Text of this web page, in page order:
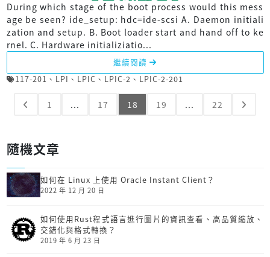
During which stage of the boot process would this mess
age be seen? ide_setup: hdc=ide-scsi A. Daemon initiali
zation and setup. B. Boot loader start and hand off to ke
rnel. C. Hardware initializiatio...
繼續閱讀
117-201 、 LPI 、 LPIC 、 LPIC-2 、 LPIC-2-201
1 ... 17 18 19 ... 22
隨機文章
如何在 Linux 上使用 Oracle Instant Client？
2022 年 12 月 20 日
如何使用Rust程式語言進行圖片的資訊查看、高品質縮放、
交錯化與格式轉換？
2019 年 6 月 23 日